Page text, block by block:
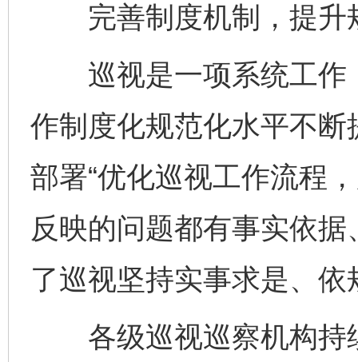
完善制度机制，提升
巡视是一项系统工作
作制度化规范化水平不
部署“优化巡视工作流程
反映的问题都有事实依
了巡视坚持实事求是、
各级巡视巡察机构持